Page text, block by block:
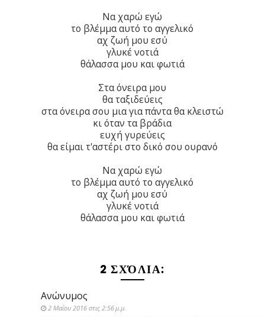
Να χαρώ εγώ
το βλέμμα αυτό το αγγελικό
αχ ζωή μου εσύ
γλυκέ νοτιά
θάλασσα μου και φωτιά
Στα όνειρα μου
θα ταξιδεύεις
στα όνειρα σου μια για πάντα θα κλειστώ
κι όταν τα βράδια
ευχή γυρεύεις
θα είμαι τ'αστέρι στο δικό σου ουρανό
Να χαρώ εγώ
το βλέμμα αυτό το αγγελικό
αχ ζωή μου εσύ
γλυκέ νοτιά
θάλασσα μου και φωτιά
2 ΣΧΌΛΙΑ:
Ανώνυμος
2 Μαΐου 2016 στις 2:56 μ.μ.